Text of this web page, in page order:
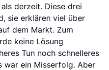
derzeit. Diese drei
sie erklären viel über
dem Markt. Zum
keine Lösung
Tun noch schnelleres
war ein Misserfolg. Aber